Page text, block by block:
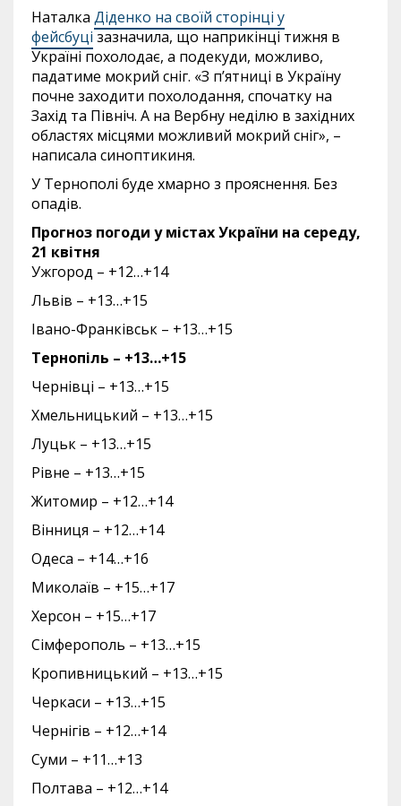
Наталка Діденко на своїй сторінці у
фейсбуці зазначила, що наприкінці тижня в
Україні похолодає, а подекуди, можливо,
падатиме мокрий сніг. «З п’ятниці в Україну
почне заходити похолодання, спочатку на
Захід та Північ. А на Вербну неділю в західних
областях місцями можливий мокрий сніг», –
написала синоптикиня.
У Тернополі буде хмарно з прояснення. Без
опадів.
Прогноз погоди у містах України на середу,
21 квітня
Ужгород – +12…+14
Львів – +13…+15
Івано-Франківськ – +13…+15
Тернопіль – +13…+15
Чернівці – +13…+15
Хмельницький – +13…+15
Луцьк – +13…+15
Рівне – +13…+15
Житомир – +12…+14
Вінниця – +12…+14
Одеса – +14…+16
Миколаїв – +15…+17
Херсон – +15…+17
Сімферополь – +13…+15
Кропивницький – +13…+15
Черкаси – +13…+15
Чернігів – +12…+14
Суми – +11…+13
Полтава – +12…+14